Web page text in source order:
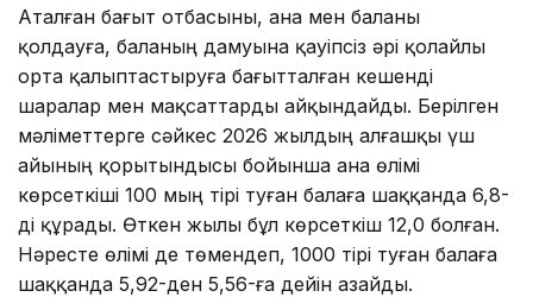
Аталған бағыт отбасыны, ана мен баланы
қолдауға, баланың дамуына қауіпсіз әрі қолайлы
орта қалыптастыруға бағытталған кешенді
шаралар мен мақсаттарды айқындайды. Берілген
мәліметтерге сәйкес 2026 жылдың алғашқы үш
айының қорытындысы бойынша ана өлімі
көрсеткіші 100 мың тірі туған балаға шаққанда 6,8-
ді құрады. Өткен жылы бұл көрсеткіш 12,0 болған.
Нәресте өлімі де төмендеп, 1000 тірі туған балаға
шаққанда 5,92-ден 5,56-ға дейін азайды.